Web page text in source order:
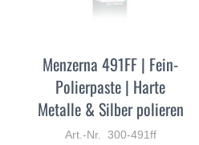
Menzerna 491FF | Fein-
Polierpaste | Harte
Metalle & Silber polieren
Art.-Nr. 300-491ff